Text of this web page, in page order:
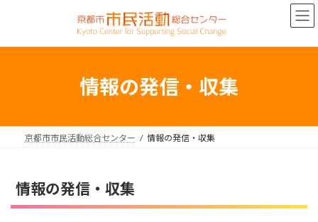
ン
ー
情報の発信・収集
京都市市民活動総合センター 情報の発信・収集
情報の発信・収集